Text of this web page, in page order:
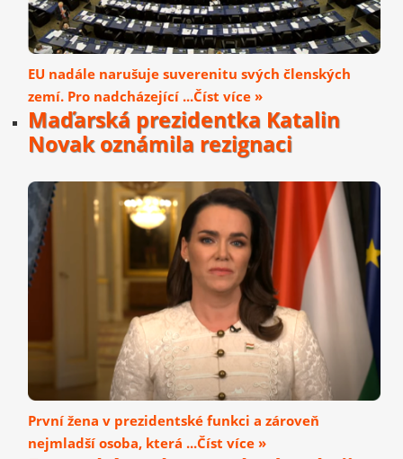
EU nadále narušuje suverenitu svých členských
zemí. Pro nadcházející ...Číst více »
Maďarská prezidentka Katalin
Novak oznámila rezignaci
První žena v prezidentské funkci a zároveň
nejmladší osoba, která ...Číst více »